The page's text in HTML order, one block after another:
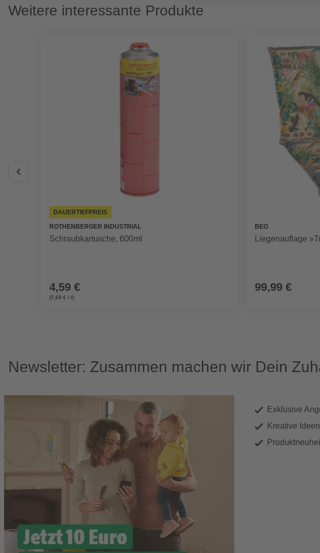
Weitere interessante Produkte
DAUERTIEFPREIS
ROTHENBERGER INDUSTRIAL
Schraubkartusche, 600ml
4,59 €
(7,65 € / l)
BEO
Liegenauflage
99,99 €
Newsletter: Zusammen machen wir Dein
Exklusive
Kreative